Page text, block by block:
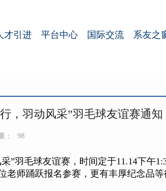
才引进 平台中心 国际交流 系友之
，羽动风采”羽毛球友谊赛通知
： 98
”羽毛球友谊赛，时间定于11.14下午
老师踊跃报名参赛，更有丰厚纪念品等